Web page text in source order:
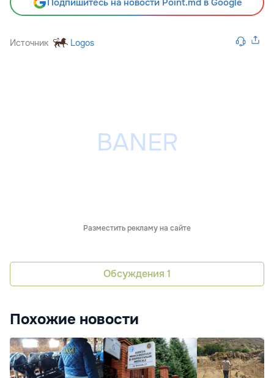
Источник Logos
Разместить рекламу на сайте
Обсуждения 1
Похожие новости